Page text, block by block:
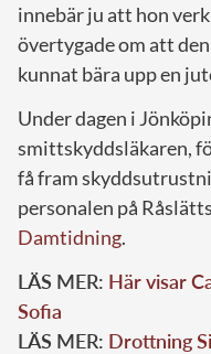
innebär ju att hon
övertygade om att
kunnat bära upp en
Under dagen i
smittskyddsläkaren,
få fram
personalen på
Damtidning.
LÄS MER: Här visar
Sofia
LÄS MER: Drottning